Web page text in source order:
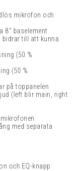
mikrofon och
8" baselement
bidrar till att kunna
(50 %
(50 %
på toppanelen
(left blir main, right
med separata
och EQ-knapp